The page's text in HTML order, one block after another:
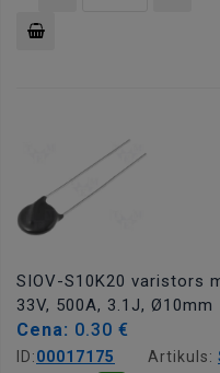
SIOV-S10K20 varistors
33V, 500A, 3.1J, Ø10mm
Cena: 0.30 €
ID:00017175 Artikuls: